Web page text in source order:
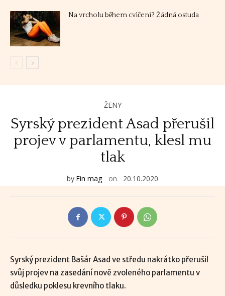
Na vrcholu během cvičení? Žádná ostuda